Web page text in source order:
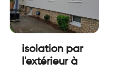
isolation par
l'extérieur à